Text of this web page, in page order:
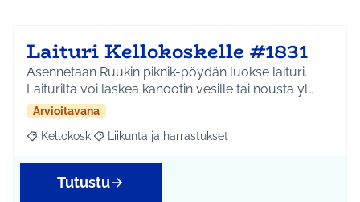
Laituri Kellokoskelle #1831
Asennetaan Ruukin piknik-pöydän luokse laituri.
Laiturilta voi laskea kanootin vesille tai nousta yl…
Arvioitavana
Rajaa tulokset aihepiirin mukaan: Kellokoski
Kellokoski Rajaa tulokset teeman mukaan: Liikunta ja
Liikunta ja harrastukset
Tutustu